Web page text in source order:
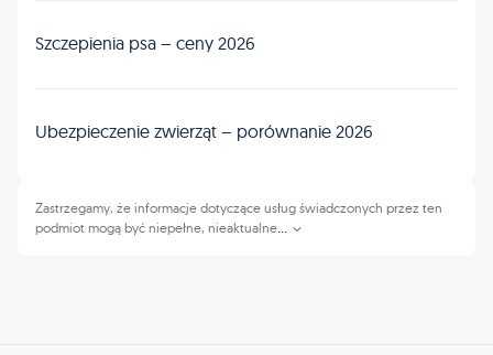
Szczepienia psa – ceny 2026
Ubezpieczenie zwierząt – porównanie 2026
Zastrzegamy, że informacje dotyczące usług świadczonych przez ten
podmiot mogą być niepełne, nieaktualne